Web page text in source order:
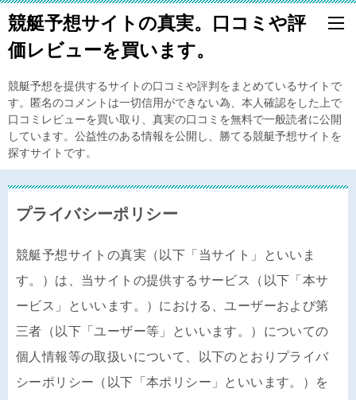
競艇予想サイトの真実。口コミや評
価レビューを買います。
競艇予想を提供するサイトの口コミや評判をまとめているサイトで
す。匿名のコメントは一切信用ができない為、本人確認をした上で
口コミレビューを買い取り、真実の口コミを無料で一般読者に公開
しています。公益性のある情報を公開し、勝てる競艇予想サイトを
探すサイトです。
プライバシーポリシー
競艇予想サイトの真実（以下「当サイト」といいま
す。）は、当サイトの提供するサービス（以下「本サ
ービス」といいます。）における、ユーザーおよび第
三者（以下「ユーザー等」といいます。）についての
個人情報等の取扱いについて、以下のとおりプライバ
シーポリシー（以下「本ポリシー」といいます。）を